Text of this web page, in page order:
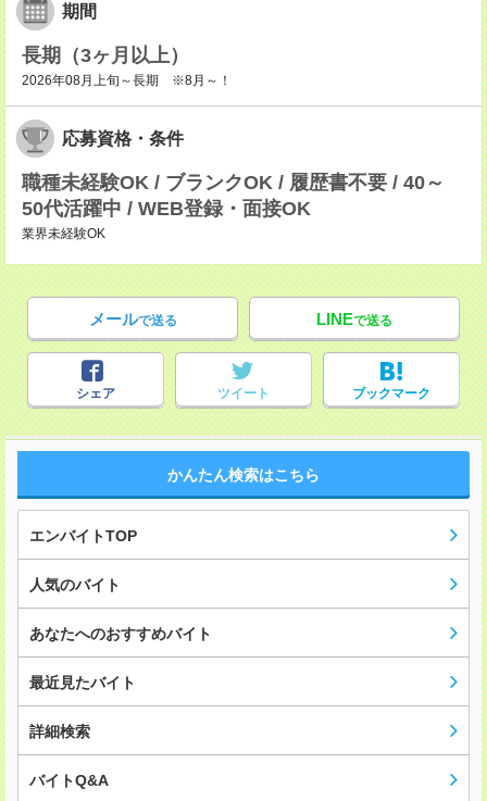
期間
長期（3ヶ月以上）
2026年08月上旬～長期 ※8月～！
応募資格・条件
職種未経験OK / ブランクOK / 履歴書不要 / 40～
50代活躍中 / WEB登録・面接OK
業界未経験OK
メールで送る LINEで送る
シェア ツイート ブックマーク
かんたん検索はこちら
エンバイトTOP
人気のバイト
あなたへのおすすめバイト
最近見たバイト
詳細検索
バイトQ&A